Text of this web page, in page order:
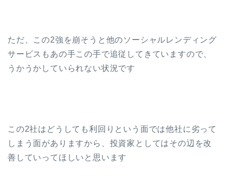
ただ、この2強を崩そうと他のソーシャルレンディング
サービスもあの手この手で追従してきていますので、
うかうかしていられない状況です
この2社はどうしても利回りという面では他社に劣って
しまう面がありますから、投資家としてはその辺を改
善していってほしいと思います